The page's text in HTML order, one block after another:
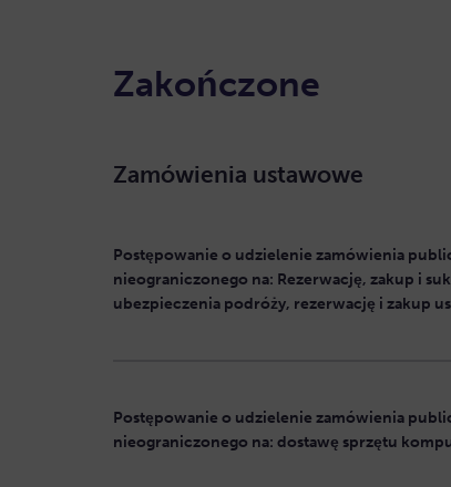
Zakończone
Zamówienia ustawowe
Postępowanie o udzielenie zamówienia
nieograniczonego na: Rezerwację, zakup i
ubezpieczenia podróży, rezerwację i zakup
Postępowanie o udzielenie zamówienia
nieograniczonego na: dostawę sprzętu